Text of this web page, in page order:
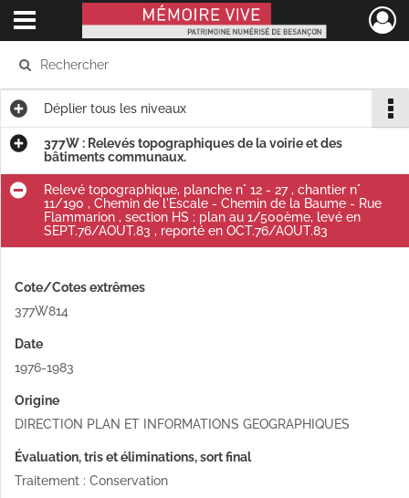
Mémoire Vive patrimoine numérisé de Besançon
Ouvrir le menu déroulant
Déplier tous les niveaux
377W : Relevés topographiques de la voirie et des
bâtiments communaux.
Relevé topographique, planche n° 12 - 27 , chantier n°
11/190 , Chemin de l'Escale - Chemin de la Baume - Rue
Flammarion , section HS : plan au 1/500ème, levé en
SEPT.76/AOUT.83 , reporté en OCT.76/AOUT.83
Cote/Cotes extrêmes
377W814
Date
1976-1983
Origine
DIRECTION PLAN ET INFORMATIONS GEOGRAPHIQUES
Évaluation, tris et éliminations, sort final
Traitement : Conservation